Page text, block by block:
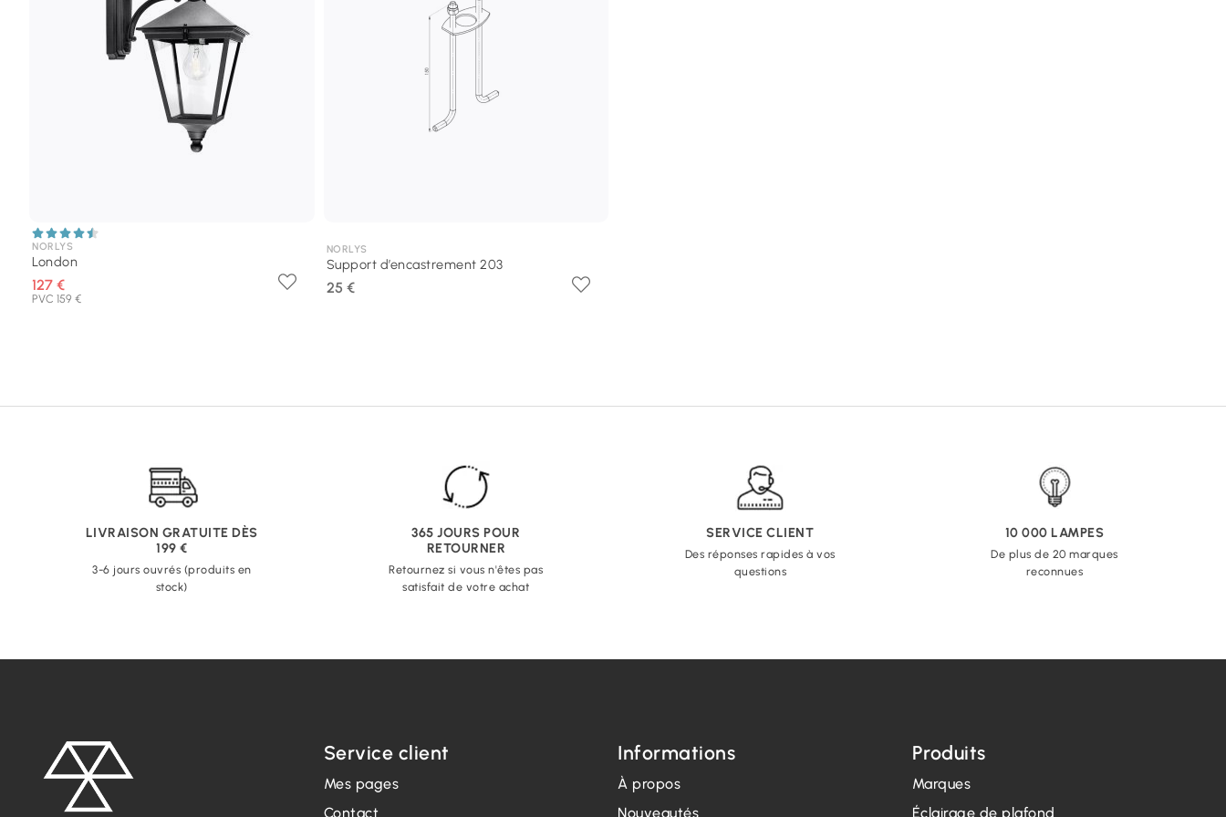
NORLYS
London
127 €
PVC 159 €
NORLYS
Support d’encastrement 203
25 €
LIVRAISON GRATUITE DÈS
199 €
3-6 jours ouvrés (produits en
stock)
365 JOURS POUR
RETOURNER
Retournez si vous n'êtes pas
satisfait de votre achat
SERVICE CLIENT
Des réponses rapides à vos
questions
10 000 LAMPES
De plus de 20 marques
reconnues
Service client
Mes pages
Contact
Informations
À propos
Nouveautés
Produits
Marques
Éclairage de plafond